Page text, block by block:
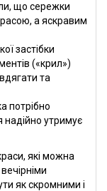
що сережки
а яскравим
застібки
(«крил»)
та
потрібно
надійно утримує
які можна
як скромними і